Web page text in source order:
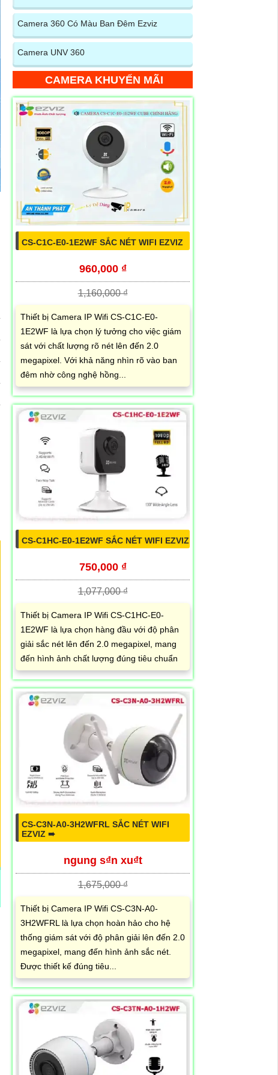
Camera 360 Có Màu Ban Đêm Ezviz
Camera UNV 360
CAMERA KHUYẾN MÃI
CS-C1C-E0-1E2WF SẮC NÉT WIFI EZVIZ
960,000 ₫
1,160,000 ₫
Thiết bị Camera IP Wifi CS-C1C-E0-
1E2WF là lựa chọn lý tưởng cho việc giám
sát với chất lượng rõ nét lên đến 2.0
megapixel. Với khả năng nhìn rõ vào ban
đêm nhờ công nghệ hồng...
CS-C1HC-E0-1E2WF SẮC NÉT WIFI EZVIZ
750,000 ₫
1,077,000 ₫
Thiết bị Camera IP Wifi CS-C1HC-E0-
1E2WF là lựa chọn hàng đầu với độ phân
giải sắc nét lên đến 2.0 megapixel, mang
đến hình ảnh chất lượng đúng tiêu chuẩn
CS-C3N-A0-3H2WFRL SẮC NÉT WIFI
EZVIZ ➠
ngung s₫n xu₫t
1,675,000 ₫
Thiết bị Camera IP Wifi CS-C3N-A0-
3H2WFRL là lựa chọn hoàn hảo cho hệ
thống giám sát với độ phân giải lên đến 2.0
megapixel, mang đến hình ảnh sắc nét.
Được thiết kế đúng tiêu...